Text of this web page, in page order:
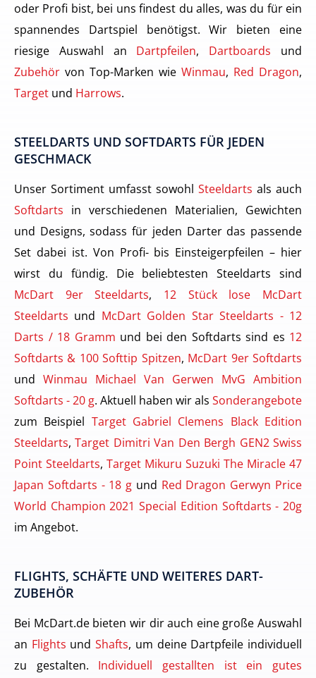
oder Profi bist, bei uns findest du alles, was du für ein
spannendes Dartspiel benötigst. Wir bieten eine
riesige Auswahl an Dartpfeilen, Dartboards und
Zubehör von Top-Marken wie Winmau, Red Dragon,
Target und Harrows.
STEELDARTS UND SOFTDARTS FÜR JEDEN
GESCHMACK
Unser Sortiment umfasst sowohl Steeldarts als auch
Softdarts in verschiedenen Materialien, Gewichten
und Designs, sodass für jeden Darter das passende
Set dabei ist. Von Profi- bis Einsteigerpfeilen – hier
wirst du fündig. Die beliebtesten Steeldarts sind
McDart 9er Steeldarts, 12 Stück lose McDart
Steeldarts und McDart Golden Star Steeldarts - 12
Darts / 18 Gramm und bei den Softdarts sind es 12
Softdarts & 100 Softtip Spitzen, McDart 9er Softdarts
und Winmau Michael Van Gerwen MvG Ambition
Softdarts - 20 g. Aktuell haben wir als Sonderangebote
zum Beispiel Target Gabriel Clemens Black Edition
Steeldarts,Target Dimitri Van Den Bergh GEN2 Swiss
Point Steeldarts, Target Mikuru Suzuki The Miracle 47
Japan Softdarts - 18 g und Red Dragon Gerwyn Price
World Champion 2021 Special Edition Softdarts - 20g
im Angebot.
FLIGHTS, SCHÄFTE UND WEITERES DART-
ZUBEHÖR
Bei McDart.de bieten wir dir auch eine große Auswahl
an Flights undShafts, um deine Dartpfeile individuell
zu gestalten. Individuell gestallten ist ein gutes